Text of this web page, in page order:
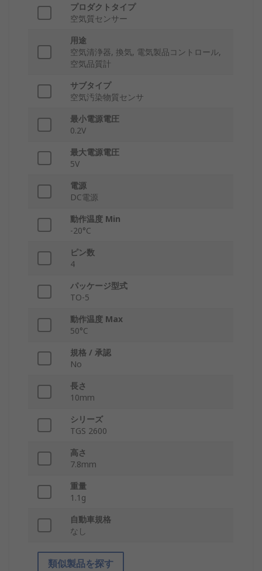
プロダクトタイプ
空気質センサー
用途
空気清浄器, 換気, 電気製品コントロール,
空気品質計
サブタイプ
空気汚染物質センサ
最小電源電圧
0.2V
最大電源電圧
5V
電源
DC電源
動作温度 Min
-20°C
ピン数
4
パッケージ型式
TO-5
動作温度 Max
50°C
規格 / 承認
No
長さ
10mm
シリーズ
TGS 2600
高さ
7.8mm
重量
1.1g
自動車規格
なし
類似製品を探す